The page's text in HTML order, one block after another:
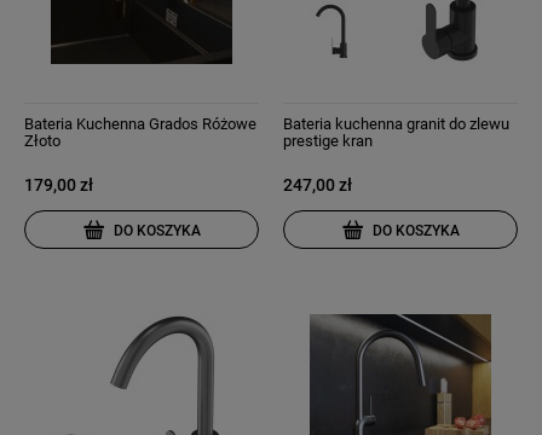
Bateria Kuchenna Grados Różowe
Złoto
179,00 zł
DO KOSZYKA
Bateria kuchenna granit do zlewu
prestige kran
247,00 zł
DO KOSZYKA